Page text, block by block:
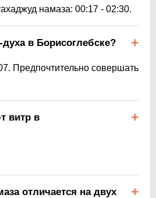
намаза: 00:17 - 02:30.
духа в Борисоглебске?
. Предпочтительно совершать
витр в
отличается на двух